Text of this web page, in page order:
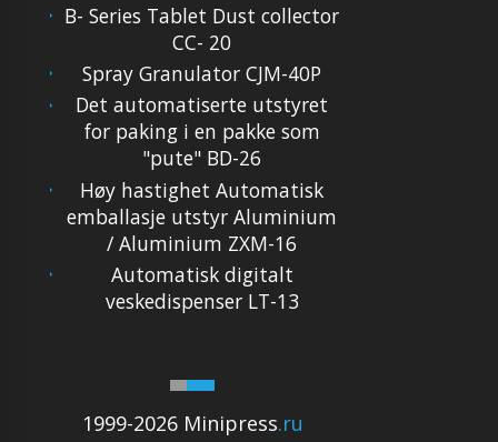
1999-2026 Minipress.ru
B- Series Tablet Dust collector
CC- 20
Spray Granulator CJM-40P
Det automatiserte utstyret
for paking i en pakke som
"pute" BD-26
Høy hastighet Automatisk
emballasje utstyr Aluminium
/ Aluminium ZXM-16
Automatisk digitalt
veskedispenser LT-13